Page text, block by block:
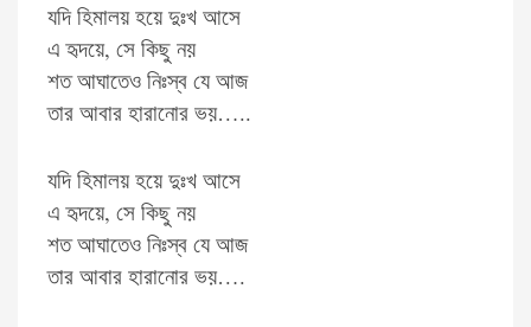
যদি হিমালয় হয়ে দুঃখ আসে
এ হৃদয়ে, সে কিছু নয়
শত আঘাতেও নিঃস্ব যে আজ
তার আবার হারানোর ভয়…..
যদি হিমালয় হয়ে দুঃখ আসে
এ হৃদয়ে, সে কিছু নয়
শত আঘাতেও নিঃস্ব যে আজ
তার আবার হারানোর ভয়….